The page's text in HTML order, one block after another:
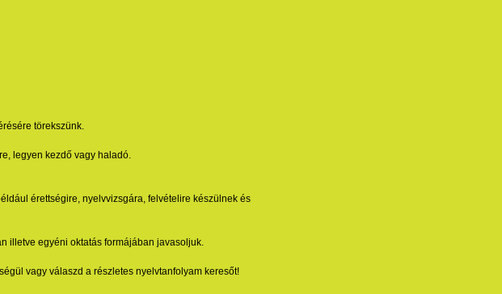
törekszünk.
legyen kezdő vagy haladó.
érettségire, nyelvvizsgára, felvételire készülnek és
illetve egyéni oktatás formájában javasoljuk.
vagy válaszd a részletes nyelvtanfolyam keresőt!